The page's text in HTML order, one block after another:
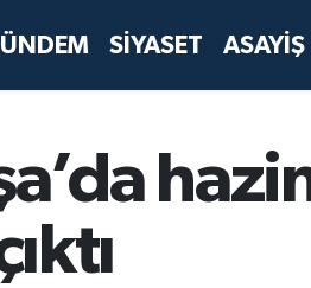
SİYASET ASAYİŞ